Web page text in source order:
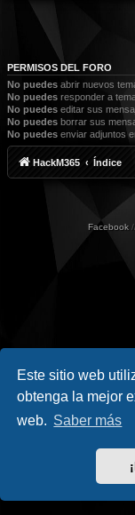
Este sitio web
obtenga la mejor
web. Saber más
PERMISOS DEL FORO
No puedes abrir nuevos
No puedes responder a
No puedes editar sus
No puedes borrar sus
No puedes enviar adjuntos
HackM365 Índice
Facebook